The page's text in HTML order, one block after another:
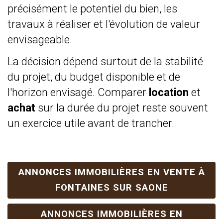
précisément le potentiel du bien, les
travaux à réaliser et l'évolution de valeur
envisageable.
La décision dépend surtout de la stabilité
du projet, du budget disponible et de
l'horizon envisagé. Comparer location et
achat sur la durée du projet reste souvent
un exercice utile avant de trancher.
ANNONCES IMMOBILIÈRES EN VENTE À
FONTAINES SUR SAONE
ANNONCES IMMOBILIÈRES EN